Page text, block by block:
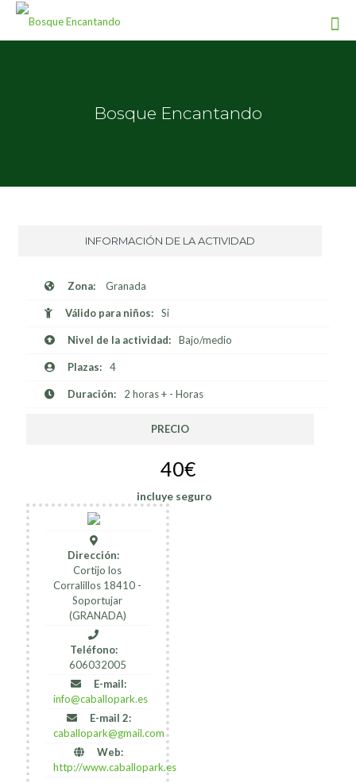
Bosque Encantando
INFORMACIÓN DE LA ACTIVIDAD
Zona: Granada
Válido para niños: Si
Nivel de la actividad: Bajo/medio
Plazas: 4
Duración: 2 horas + - Horas
PRECIO
40€
incluye seguro
Dirección:
Cortijo los
Corralillos 18410 -
Soportujar
(GRANADA)
Teléfono:
606032005
E-mail:
info@caballopark.es
E-mail 2:
caballopark@gmail.com
Web:
http://www.caballopark.es